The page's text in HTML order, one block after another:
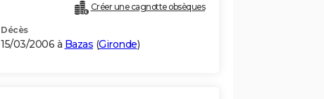
Créer une cagnotte obsèques
Décès
15/03/2006 à Bazas (Gironde)